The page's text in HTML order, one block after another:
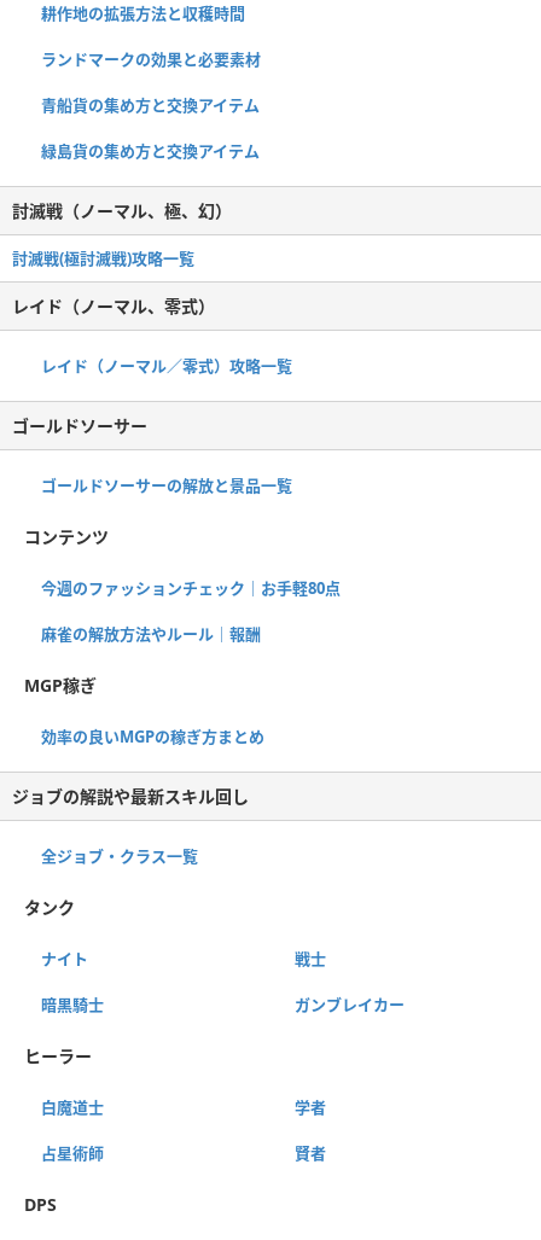
耕作地の拡張方法と収穫時間
ランドマークの効果と必要素材
青船貨の集め方と交換アイテム
緑島貨の集め方と交換アイテム
討滅戦（ノーマル、極、幻）
討滅戦(極討滅戦)攻略一覧
レイド（ノーマル、零式）
レイド（ノーマル／零式）攻略一覧
ゴールドソーサー
ゴールドソーサーの解放と景品一覧
コンテンツ
今週のファッションチェック｜お手軽80点
麻雀の解放方法やルール｜報酬
MGP稼ぎ
効率の良いMGPの稼ぎ方まとめ
ジョブの解説や最新スキル回し
全ジョブ・クラス一覧
タンク
ナイト 戦士
暗黒騎士 ガンブレイカー
ヒーラー
白魔道士 学者
占星術師 賢者
DPS